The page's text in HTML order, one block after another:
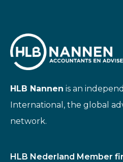
HLB Nannen is an
International, the global
network.
HLB Nederland Member